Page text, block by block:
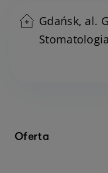
Gdańsk, al.
Oferta